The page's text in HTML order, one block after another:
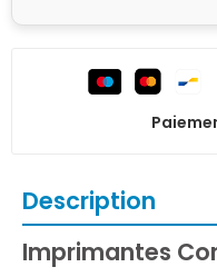
Description
Imprimantes